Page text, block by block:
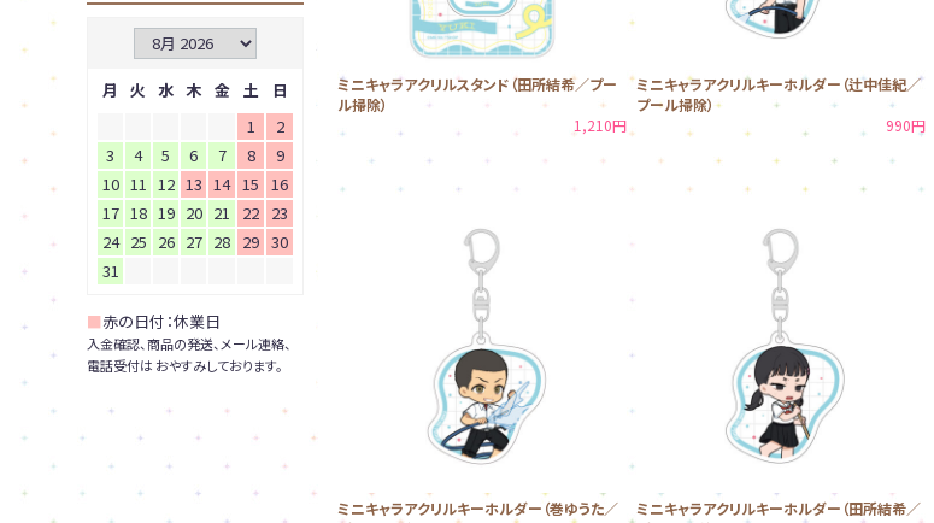
ミニキャラアクリルスタンド（田所結希／プー
ル掃除）
1,210円
ミニキャラアクリルキーホルダー（辻中佳紀／
プール掃除）
990円
ミニキャラアクリルキーホルダー（巻ゆうた／
ミニキャラアクリルキーホルダー（田所結希／
月 火 水 木 金 土
日
1
2
3
4 5 6 7 8
9
10 11 12 13 14 15
16
17 18 19 20 21 22 23
24 25 26 27 28 29 30
31
■赤の日付：休業日
入金確認、商品の発送、メール連絡、
電話受付は おやすみしております。